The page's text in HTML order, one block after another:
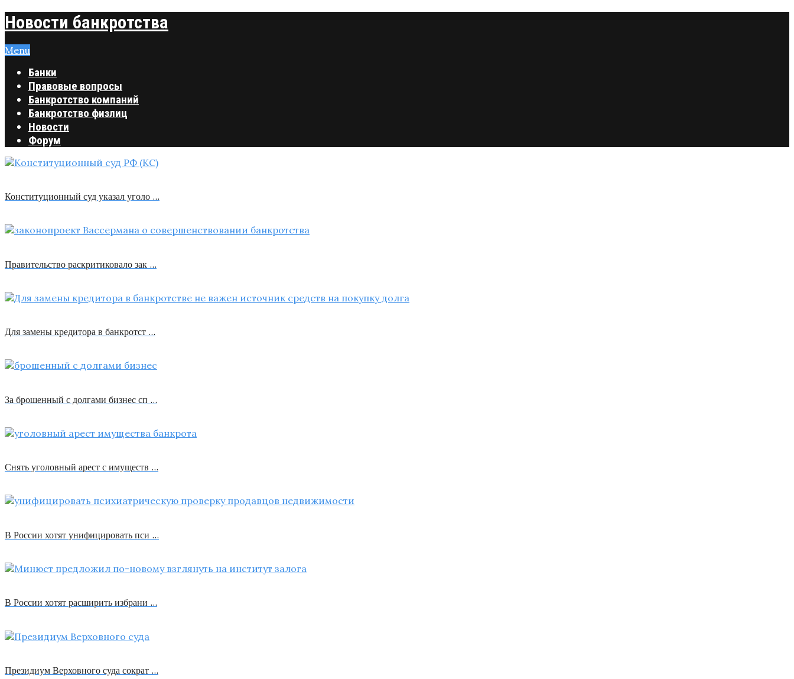
Новости банкротства
Menu
Банки
Правовые вопросы
Банкротство компаний
Банкротство физлиц
Новости
Форум
Конституционный суд указал уголо …
Правительство раскритиковало зак …
Для замены кредитора в банкротст …
За брошенный с долгами бизнес сп …
Снять уголовный арест с имуществ …
В России хотят унифицировать пси …
В России хотят расширить избрани …
Президиум Верховного суда сократ …